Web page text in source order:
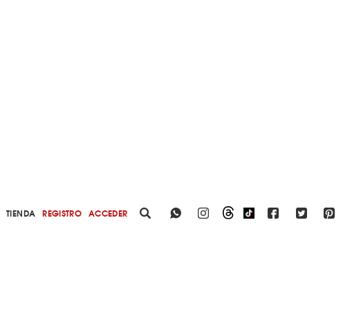
TIENDA REGISTRO ACCEDER